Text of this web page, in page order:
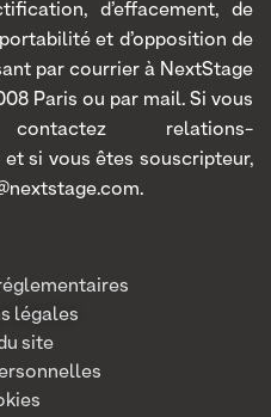
d’effacement, de
et d’opposition de
par courrier à NextStage
Paris ou par mail. Si vous
relations-
si vous êtes souscripteur,
légales
site